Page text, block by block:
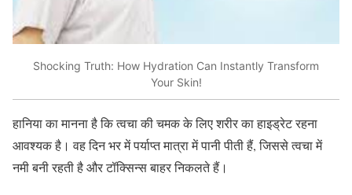
Shocking Truth: How Hydration Can Instantly Transform
Your Skin!
हानिया का मानना है कि त्वचा की चमक के लिए शरीर का हाइड्रेट रहना
आवश्यक है। वह दिन भर में पर्याप्त मात्रा में पानी पीती हैं,जिससे त्वचा में
नमी बनी रहती है और टॉक्सिन्स बाहर निकलते हैं।